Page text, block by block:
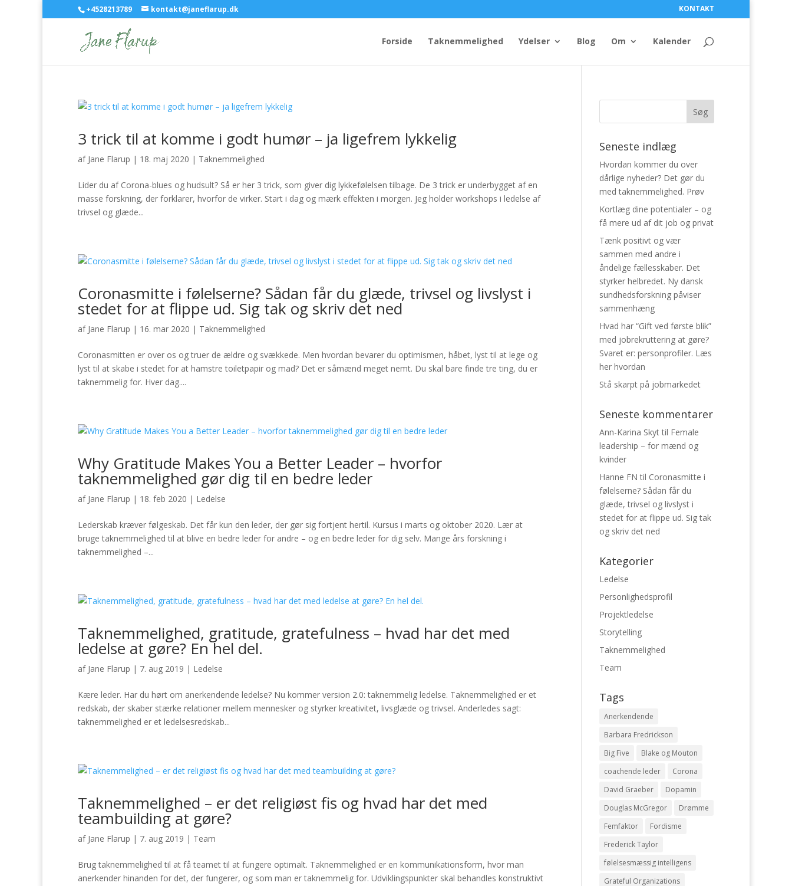
+4528213789 kontakt@janeflarup.dk KONTAKT
Forside Taknemmelighed Ydelser Blog Om Kalender
3 trick til at komme i godt humør – ja ligefrem lykkelig
af Jane Flarup | 18. maj 2020 | Taknemmelighed
Lider du af Corona-blues og hudsult? Så er her 3 trick, som giver dig lykkefølelsen tilbage. De 3 trick er underbygget af en
masse forskning, der forklarer, hvorfor de virker. Start i dag og mærk effekten i morgen. Jeg holder workshops i ledelse af
trivsel og glæde...
Coronasmitte i følelserne? Sådan får du glæde, trivsel og livslyst i
stedet for at flippe ud. Sig tak og skriv det ned
af Jane Flarup | 16. mar 2020 | Taknemmelighed
Coronasmitten er over os og truer de ældre og svækkede. Men hvordan bevarer du optimismen, håbet, lyst til at lege og
lyst til at skabe i stedet for at hamstre toiletpapir og mad? Det er såmænd meget nemt. Du skal bare finde tre ting, du er
taknemmelig for. Hver dag....
Why Gratitude Makes You a Better Leader – hvorfor
taknemmelighed gør dig til en bedre leder
af Jane Flarup | 18. feb 2020 | Ledelse
Lederskab kræver følgeskab. Det får kun den leder, der gør sig fortjent hertil. Kursus i marts og oktober 2020. Lær at
bruge taknemmelighed til at blive en bedre leder for andre – og en bedre leder for dig selv. Mange års forskning i
taknemmelighed –...
Taknemmelighed, gratitude, gratefulness – hvad har det med
ledelse at gøre? En hel del.
af Jane Flarup | 7. aug 2019 | Ledelse
Kære leder. Har du hørt om anerkendende ledelse? Nu kommer version 2.0: taknemmelig ledelse. Taknemmelighed er et
redskab, der skaber stærke relationer mellem mennesker og styrker kreativitet, livsglæde og trivsel. Anderledes sagt:
taknemmelighed er et ledelsesredskab...
Taknemmelighed – er det religiøst fis og hvad har det med
teambuilding at gøre?
af Jane Flarup | 7. aug 2019 | Team
Brug taknemmelighed til at få teamet til at fungere optimalt. Taknemmelighed er en kommunikationsform, hvor man
anerkender hinanden for det, der fungerer, og som man er taknemmelig for. Udviklingspunkter skal behandles konstruktivt
Seneste indlæg
Hvordan kommer du over
dårlige nyheder? Det gør du
med taknemmelighed. Prøv
Kortlæg dine potentialer – og
få mere ud af dit job og privat
Tænk positivt og vær
sammen med andre i
åndelige fællesskaber. Det
styrker helbredet. Ny dansk
sundhedsforskning påviser
sammenhæng
Hvad har “Gift ved første blik”
med jobrekruttering at gøre?
Svaret er: personprofiler. Læs
her hvordan
Stå skarpt på jobmarkedet
Seneste kommentarer
Ann-Karina Skyttil Female
leadership – for mænd og
kvinder
Hanne FN til Coronasmitte i
følelserne? Sådan får du
glæde, trivsel og livslyst i
stedet for at flippe ud. Sig tak
og skriv det ned
Kategorier
Ledelse
Personlighedsprofil
Projektledelse
Storytelling
Taknemmelighed
Team
Tags
Anerkendende
Barbara Fredrickson
Big Five
Blake og Mouton
coachende leder
Corona
David Graeber
Dopamin
Douglas McGregor
Drømme
Femfaktor
Fordisme
Frederick Taylor
følelsesmæssig intelligens
Grateful Organizations